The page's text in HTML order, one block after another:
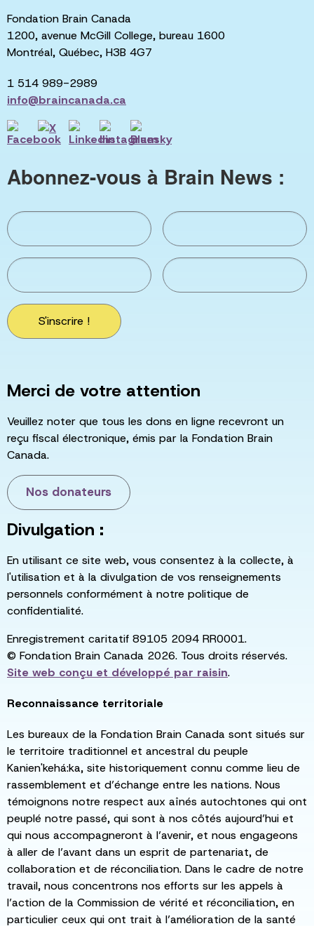
Fondation Brain Canada
1200, avenue McGill College, bureau 1600
Montréal, Québec, H3B 4G7
1 514 989-2989
info@braincanada.ca
Abonnez-vous à Brain News :
S'inscrire !
Merci de votre attention
Veuillez noter que tous les dons en ligne recevront un
reçu fiscal électronique, émis par la Fondation Brain
Canada.
Nos donateurs
Divulgation :
En utilisant ce site web, vous consentez à la collecte, à
l'utilisation et à la divulgation de vos renseignements
personnels conformément à notre politique de
confidentialité.
Enregistrement caritatif 89105 2094 RR0001.
© Fondation Brain Canada 2026. Tous droits réservés.
Site web conçu et développé par raisin.
Reconnaissance territoriale
Les bureaux de la Fondation Brain Canada sont situés sur
le territoire traditionnel et ancestral du peuple
Kanien'kehá:ka, site historiquement connu comme lieu de
rassemblement et d’échange entre les nations. Nous
témoignons notre respect aux aînés autochtones qui ont
peuplé notre passé, qui sont à nos côtés aujourd’hui et
qui nous accompagneront à l’avenir, et nous engageons
à aller de l’avant dans un esprit de partenariat, de
collaboration et de réconciliation. Dans le cadre de notre
travail, nous concentrons nos efforts sur les appels à
l’action de la Commission de vérité et réconciliation, en
particulier ceux qui ont trait à l’amélioration de la santé